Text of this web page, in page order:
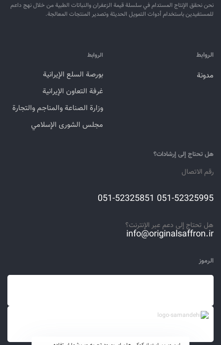
نحن نحقق الإنتاج المستدام في سلسلة قيمة الزعفران والنباتات الطبية من خلال نهج داعم
للمستفيدين باستخدام أدوات التمويل الحديثة وتصدير المنتجات المعالجة.
الروابط
مدونة
الروابط
بورصة السلع الإيرانية
غرفة التعاون الإيرانية
وزارة الصناعة والمناجم والتجارة
مجلس الشورى الإسلامي
هل تحتاج إلى إرشادات؟
رقم الاتصال
051-52325995 051-52325851
هل تحتاج إلى دعم عبر الإنترنت؟
info@originalsaffron.ir
الرموز